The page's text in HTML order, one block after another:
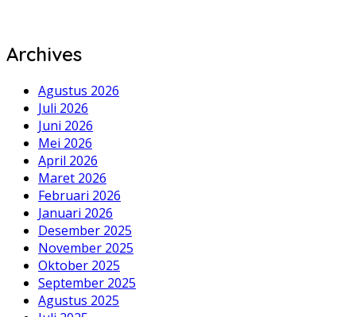
Archives
Agustus 2026
Juli 2026
Juni 2026
Mei 2026
April 2026
Maret 2026
Februari 2026
Januari 2026
Desember 2025
November 2025
Oktober 2025
September 2025
Agustus 2025